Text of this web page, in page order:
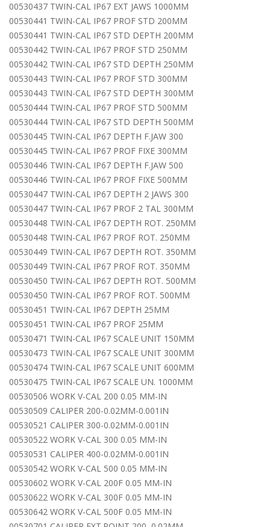
00530437 TWIN-CAL IP67 EXT JAWS 1000MM
00530441 TWIN-CAL IP67 PROF STD 200MM
00530441 TWIN-CAL IP67 STD DEPTH 200MM
00530442 TWIN-CAL IP67 PROF STD 250MM
00530442 TWIN-CAL IP67 STD DEPTH 250MM
00530443 TWIN-CAL IP67 PROF STD 300MM
00530443 TWIN-CAL IP67 STD DEPTH 300MM
00530444 TWIN-CAL IP67 PROF STD 500MM
00530444 TWIN-CAL IP67 STD DEPTH 500MM
00530445 TWIN-CAL IP67 DEPTH F.JAW 300
00530445 TWIN-CAL IP67 PROF FIXE 300MM
00530446 TWIN-CAL IP67 DEPTH F.JAW 500
00530446 TWIN-CAL IP67 PROF FIXE 500MM
00530447 TWIN-CAL IP67 DEPTH 2 JAWS 300
00530447 TWIN-CAL IP67 PROF 2 TAL 300MM
00530448 TWIN-CAL IP67 DEPTH ROT. 250MM
00530448 TWIN-CAL IP67 PROF ROT. 250MM
00530449 TWIN-CAL IP67 DEPTH ROT. 350MM
00530449 TWIN-CAL IP67 PROF ROT. 350MM
00530450 TWIN-CAL IP67 DEPTH ROT. 500MM
00530450 TWIN-CAL IP67 PROF ROT. 500MM
00530451 TWIN-CAL IP67 DEPTH 25MM
00530451 TWIN-CAL IP67 PROF 25MM
00530471 TWIN-CAL IP67 SCALE UNIT 150MM
00530473 TWIN-CAL IP67 SCALE UNIT 300MM
00530474 TWIN-CAL IP67 SCALE UNIT 600MM
00530475 TWIN-CAL IP67 SCALE UN. 1000MM
00530506 WORK V-CAL 200 0.05 MM-IN
00530509 CALIPER 200-0.02MM-0.001IN
00530521 CALIPER 300-0.02MM-0.001IN
00530522 WORK V-CAL 300 0.05 MM-IN
00530531 CALIPER 400-0.02MM-0.001IN
00530542 WORK V-CAL 500 0.05 MM-IN
00530602 WORK V-CAL 200F 0.05 MM-IN
00530622 WORK V-CAL 300F 0.05 MM-IN
00530642 WORK V-CAL 500F 0.05 MM-IN